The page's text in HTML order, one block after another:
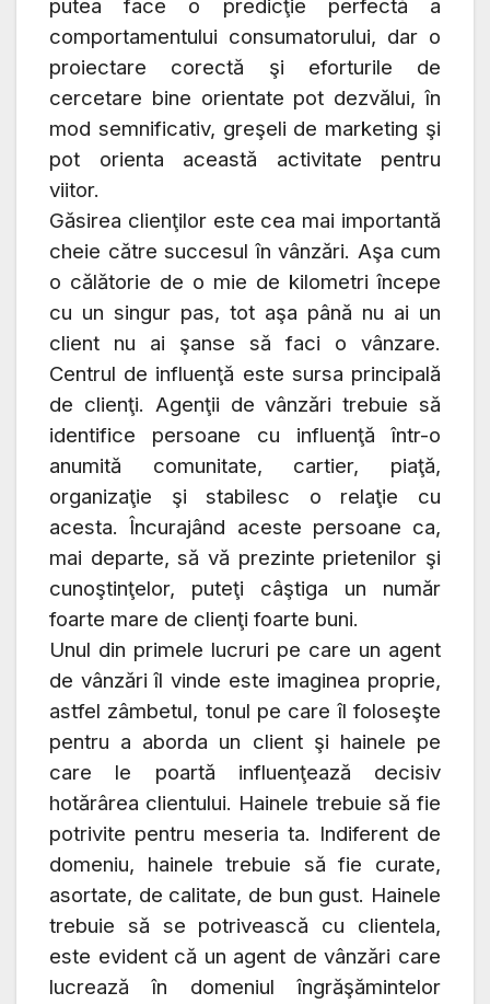
putea face o predicţie perfectă a
comportamentului consumatorului, dar o
proiectare corectă şi eforturile de
cercetare bine orientate pot dezvălui, în
mod semnificativ, greşeli de marketing şi
pot orienta această activitate pentru
viitor.
Găsirea clienţilor este cea mai importantă
cheie către succesul în vânzări. Aşa cum
o călătorie de o mie de kilometri începe
cu un singur pas, tot aşa până nu ai un
client nu ai şanse să faci o vânzare.
Centrul de influenţă este sursa principală
de clienţi. Agenţii de vânzări trebuie să
identifice persoane cu influenţă într-o
anumită comunitate, cartier, piaţă,
organizaţie şi stabilesc o relaţie cu
acesta. Încurajând aceste persoane ca,
mai departe, să vă prezinte prietenilor şi
cunoştinţelor, puteţi câştiga un număr
foarte mare de clienţi foarte buni.
Unul din primele lucruri pe care un agent
de vânzări îl vinde este imaginea proprie,
astfel zâmbetul, tonul pe care îl foloseşte
pentru a aborda un client şi hainele pe
care le poartă influenţează decisiv
hotărârea clientului. Hainele trebuie să fie
potrivite pentru meseria ta. Indiferent de
domeniu, hainele trebuie să fie curate,
asortate, de calitate, de bun gust. Hainele
trebuie să se potrivească cu clientela,
este evident că un agent de vânzări care
lucrează în domeniul îngrăşămintelor